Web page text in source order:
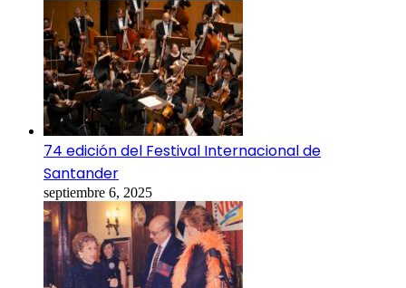
74 edición del Festival Internacional de
Santander
septiembre 6, 2025